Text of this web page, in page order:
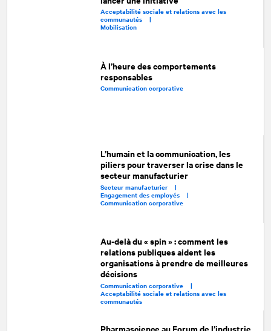
Acceptabilité sociale et relations avec les
communautés |
Mobilisation
À l’heure des comportements
responsables
Communication corporative
L’humain et la communication, les
piliers pour traverser la crise dans le
secteur manufacturier
Secteur manufacturier |
Engagement des employés |
Communication corporative
Au-delà du « spin » : comment les
relations publiques aident les
organisations à prendre de meilleures
décisions
Communication corporative |
Acceptabilité sociale et relations avec les
communautés
Pharmascience au Forum de l’industrie